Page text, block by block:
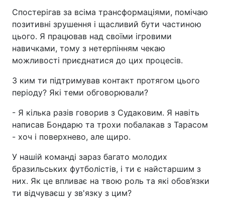
Спостерігав за всіма трансформаціями, помічаю
позитивні зрушення і щасливий бути частиною
цього. Я працював над своїми ігровими
навичками, тому з нетерпінням чекаю
можливості приєднатися до цих процесів.
З ким ти підтримував контакт протягом цього
періоду? Які теми обговорювали?
- Я кілька разів говорив з Судаковим. Я навіть
написав Бондарю та трохи побалакав з Тарасом
- хоч і поверхнево, але щиро.
У нашій команді зараз багато молодих
бразильських футболістів, і ти є найстаршим з
них. Як це впливає на твою роль та які обов’язки
ти відчуваєш у зв'язку з цим?